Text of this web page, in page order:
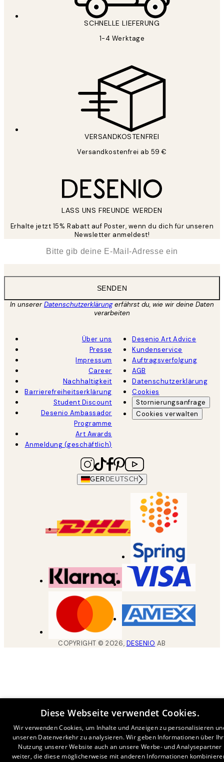
SCHNELLE LIEFERUNG
1-4 Werktage
VERSANDKOSTENFREI
Versandkostenfrei ab 59 €
LASS UNS FREUNDE WERDEN
Erhalte jetzt 15% Rabatt auf Poster, wenn du dich für unseren
Newsletter anmeldest!
SENDEN
In unsererDatenschutzerklärungerfährst du, wie wir deine Daten
verarbeiten
Über uns
Presse
Impressum
Career
Nachhaltigkeit
Barrierefreiheitserklärung
Student Discount
Desenio Ambassador
Programme
Art Awards
Anmeldung (geschäftlich)
Desenio Art Advice
Kundenservice
Auftragsverfolgung
AGB
Datenschutzerklärung
Cookies
Stornierungsanfrage
Cookies verwalten
GER DEUTSCH
COPYRIGHT ©2026, DESENIO AB
Diese Webseite verwendet Cookies.
Wir verwenden Cookies, um Inhalte und Anzeigen zu personalisieren
unseren Datenverkehr zu analysieren. Wir geben Informationen über
Nutzung unserer Website auch an unsere Werbe- und Analysepartner
weiter, die diese möglicherweise mit anderen Informationen